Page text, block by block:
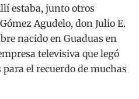
estaba, junto otros
Agudelo, don Julio E.
nacido en Guaduas en
televisiva que legó
el recuerdo de muchas